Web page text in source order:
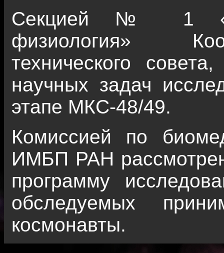
Секцией № 1
физиология»
технического
научных задач
этапе МКС-48/49.
Комиссией по
ИМБП РАН
программу
обследуемых
космонавты.